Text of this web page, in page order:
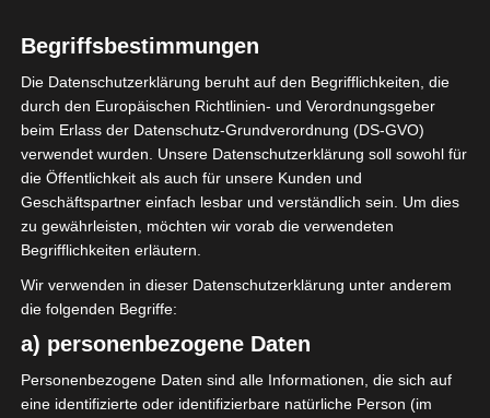
2025/2026
Ligue 2 Pro Tunesien
2025/2026 – 2. Spieltag
Gruppen A und B
(Hinrunde)
22. September 2025 Platzwart
750 Views
2. Spieltag 2025/2026 L2 (Hinrunde)
Begriffsbestimmungen
Die Datenschutzerklärung beruht auf den Begrifflichkeiten, die
durch den Europäischen Richtlinien- und Verordnungsgeber
beim Erlass der Datenschutz-Grundverordnung (DS-GVO)
verwendet wurden. Unsere Datenschutzerklärung soll sowohl für
die Öffentlichkeit als auch für unsere Kunden und
Geschäftspartner einfach lesbar und verständlich sein. Um dies
zu gewährleisten, möchten wir vorab die verwendeten
Begrifflichkeiten erläutern.
Wir verwenden in dieser Datenschutzerklärung unter anderem
die folgenden Begriffe:
a) personenbezogene Daten
Personenbezogene Daten sind alle Informationen, die sich auf
eine identifizierte oder identifizierbare natürliche Person (im